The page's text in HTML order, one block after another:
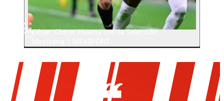
César 'Chino' Huerta con la Selección